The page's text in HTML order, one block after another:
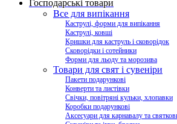
Господарські товари
Все для випікання
Каструлі, форми для випікання
Каструлі, ковші
Кришки для каструль і сковорідок
Сковорідки і сотейники
Форми для льоду та морозива
Товари для свят і сувеніри
Пакети подарункові
Конверти та листівки
Свічки, повітряні кульки, хлопавки
Коробки подарункові
Аксесуари для карнавалу та